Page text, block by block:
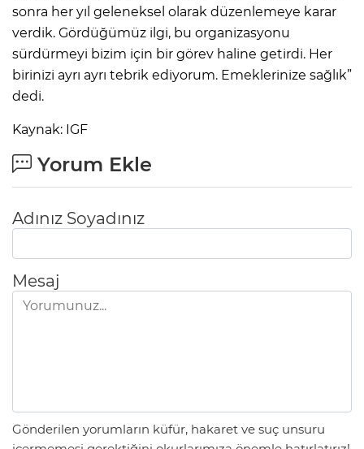
sonra her yıl geleneksel olarak düzenlemeye karar
verdik. Gördüğümüz ilgi, bu organizasyonu
sürdürmeyi bizim için bir görev haline getirdi. Her
birinizi ayrı ayrı tebrik ediyorum. Emeklerinize sağlık”
dedi.
Kaynak: IGF
Yorum Ekle
Adınız Soyadınız
Mesaj
Gönderilen yorumların küfür, hakaret ve suç unsuru